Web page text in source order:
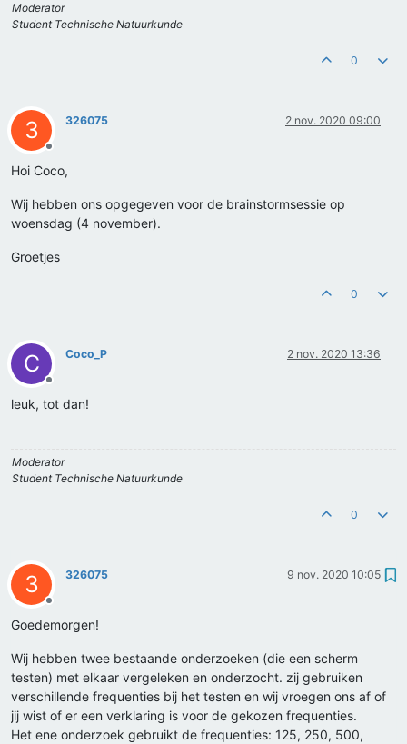
Moderator
Student Technische Natuurkunde
0
3
Offline
326075 2 nov. 2020 09:00
Hoi Coco,
Wij hebben ons opgegeven voor de brainstormsessie op
woensdag (4 november).
Groetjes
0
C
Offline
Coco_P 2 nov. 2020 13:36
leuk, tot dan!
Moderator
Student Technische Natuurkunde
0
3
Offline
326075 9 nov. 2020 10:05
Goedemorgen!
Wij hebben twee bestaande onderzoeken (die een scherm
testen) met elkaar vergeleken en onderzocht. zij gebruiken
verschillende frequenties bij het testen en wij vroegen ons af of
jij wist of er een verklaring is voor de gekozen frequenties.
Het ene onderzoek gebruikt de frequenties: 125, 250, 500,